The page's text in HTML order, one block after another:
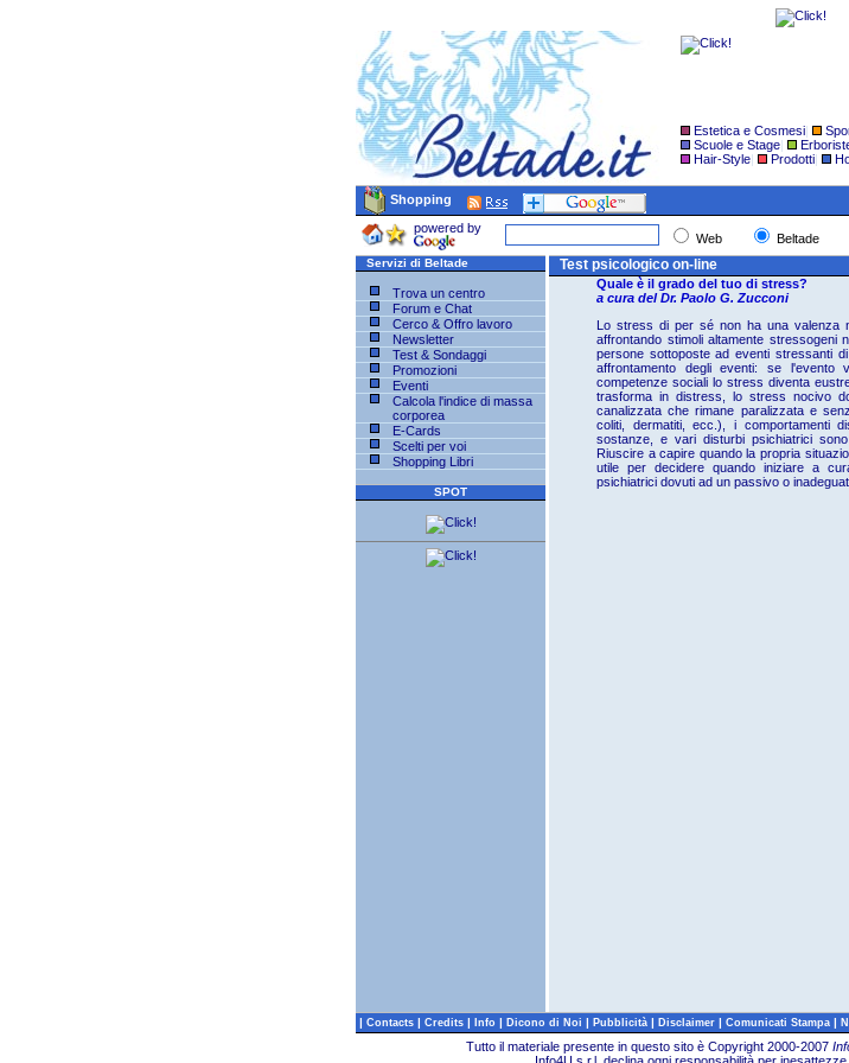
Estetica e Cosmesi|
Scuole e Stage|
Hair-Style| Prodotti|
Shopping
powered by
Web Beltade
Servizi di Beltade
Trova un centro
Forum e Chat
Cerco & Offro lavoro
Newsletter
Test & Sondaggi
Promozioni
Eventi
Calcola l'indice di massa
corporea
E-Cards
Scelti per voi
Shopping Libri
SPOT
Test psicologico on-line
Quale è il grado del tuo di stress?
a cura del Dr. Paolo G. Zucconi
Lo stress di per sé non ha una valenza
affrontando stimoli altamente stressogeni
persone sottoposte ad eventi stressanti
affrontamento degli eventi: se l'evento
competenze sociali lo stress diventa
trasforma in distress, lo stress nocivo
canalizzata che rimane paralizzata e
coliti, dermatiti, ecc.), i comportamenti
sostanze, e vari disturbi psichiatrici
Riuscire a capire quando la propria
utile per decidere quando iniziare a
psichiatrici dovuti ad un passivo o
| Contacts | Credits | Info | Dicono di Noi | Pubblicità | Disclaimer | Comunicati Stampa |
Tutto il materiale presente in questo sito è Copyright 2000-2007